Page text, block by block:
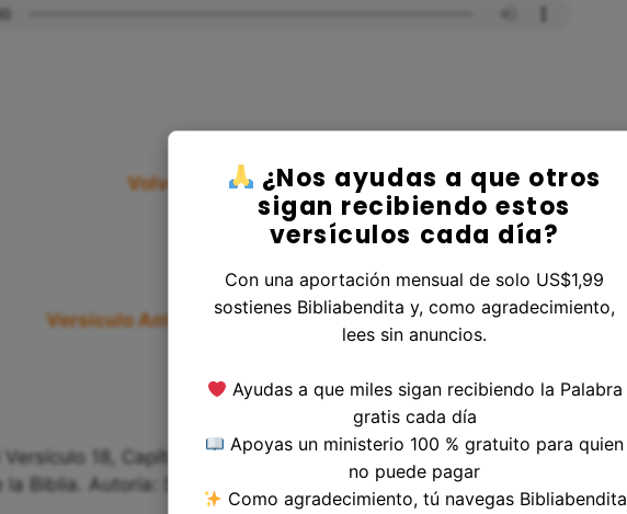
Volver al Libro Jueces
Versículo Anterior|Versículo Siguiente
Versículo 18, Capítulo 10, Libro de Jueces del Antiguo
Biblia. Autoría: Samuel.
¿Nos ayudas a que otros
sigan recibiendo estos
versículos cada día?
Con una aportación mensual de solo US$1,99
sostienes Bibliabendita y, como agradecimiento,
lees sin anuncios.
Ayudas a que miles sigan recibiendo la Palabra
gratis cada día
Apoyas un ministerio 100 % gratuito para quien
no puede pagar
Como agradecimiento, tú navegas Bibliabendita